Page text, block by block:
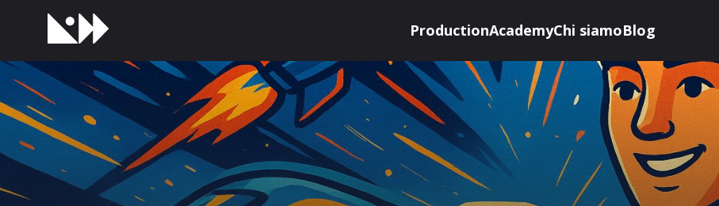
ProductionAcademyChi siamoBlog